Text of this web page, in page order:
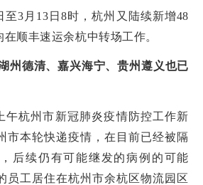
至3月13日8时，杭州又陆续新增48
顺丰速运余杭中转场工作。
州德清、嘉兴海宁、贵州遵义也已
午杭州市新冠肺炎疫情防控工作新
市本轮快递疫情，在目前已经被隔
后续仍有可能继发的病例的可能
员工居住在杭州市余杭区物流园区